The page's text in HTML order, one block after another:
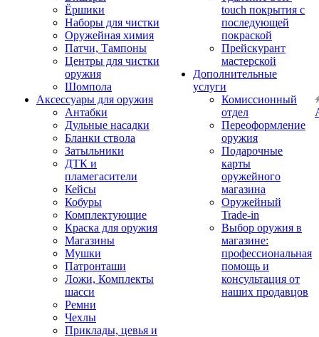
Ёршики
Наборы для чистки
Оружейная химия
Патчи, Тампоны
Центры для чистки
оружия
Шомпола
Аксессуары для оружия
Антабки
Дульные насадки
Бланки ствола
Затыльники
ДТК и
пламегасители
Кейсы
Кобуры
Комплектующие
Краска для оружия
Магазины
Мушки
Патронташи
Ложи, Комплекты
шасси
Ремни
Чехлы
Приклады, цевья и
touch покрытия с
последующей
покраской
Прейскурант
мастерской
Дополнительные
услуги
Комиссионный
отдел
Переоформление
оружия
Подарочные
карты
оружейного
магазина
Оружейный
Trade-in
Выбор оружия в
магазине:
профессиональная
помощь и
консультация от
наших продавцов